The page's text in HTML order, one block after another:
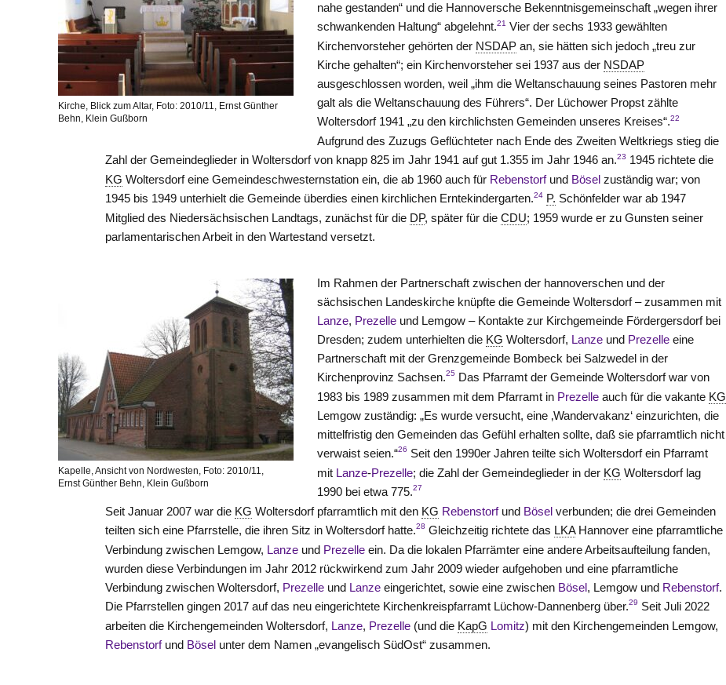
Kirche, Blick zum Altar, Foto: 2010/11, Ernst Günther
Behn, Klein Gußborn
nahe gestanden“ und die Hannoversche Bekenntnisgemeinschaft „wegen ihrer
schwankenden Haltung“ abgelehnt.21 Vier der sechs 1933 gewählten
Kirchenvorsteher gehörten der NSDAP an, sie hätten sich jedoch „treu zur
Kirche gehalten“; ein Kirchenvorsteher sei 1937 aus der NSDAP
ausgeschlossen worden, weil „ihm die Weltanschauung seines Pastoren mehr
galt als die Weltanschauung des Führers“. Der Lüchower Propst zählte
Woltersdorf 1941 „zu den kirchlichsten Gemeinden unseres Kreises“.22
Aufgrund des Zuzugs Geflüchteter nach Ende des Zweiten Weltkriegs stieg die
Zahl der Gemeindeglieder in Woltersdorf von knapp 825 im Jahr 1941 auf gut 1.355 im Jahr 1946 an.23 1945 richtete die
KG Woltersdorf eine Gemeindeschwesternstation ein, die ab 1960 auch für Rebenstorfund Bösel zuständig war; von
1945 bis 1949 unterhielt die Gemeinde überdies einen kirchlichen Erntekindergarten.24 P. Schönfelder war ab 1947
Mitglied des Niedersächsischen Landtags, zunächst für die DP, später für dieCDU; 1959 wurde er zu Gunsten seiner
parlamentarischen Arbeit in den Wartestand versetzt.
Kapelle, Ansicht von Nordwesten, Foto: 2010/11,
Ernst Günther Behn, Klein Gußborn
Im Rahmen der Partnerschaft zwischen der hannoverschen und der
sächsischen Landeskirche knüpfte die Gemeinde Woltersdorf – zusammen mit
Lanze, Prezelle und Lemgow – Kontakte zur Kirchgemeinde Fördergersdorf bei
Dresden; zudem unterhielten die KG Woltersdorf, Lanze und Prezelle eine
Partnerschaft mit der Grenzgemeinde Bombeck bei Salzwedel in der
Kirchenprovinz Sachsen.25 Das Pfarramt der Gemeinde Woltersdorf war von
1983 bis 1989 zusammen mit dem Pfarramt in Prezelle auch für die vakante KG
Lemgow zuständig: „Es wurde versucht, eine ‚Wandervakanz‘ einzurichten, die
mittelfristig den Gemeinden das Gefühl erhalten sollte, daß sie pfarramtlich nicht
verwaist seien.“26 Seit den 1990er Jahren teilte sich Woltersdorf ein Pfarramt
mit Lanze-Prezelle; die Zahl der Gemeindeglieder in der KG Woltersdorf lag
1990 bei etwa 775.27
Seit Januar 2007 war die KG Woltersdorf pfarramtlich mit den KG Rebenstorfund Bösel verbunden; die drei Gemeinden
teilten sich eine Pfarrstelle, die ihren Sitz in Woltersdorf hatte.28 Gleichzeitig richtete das LKA Hannover eine pfarramtliche
Verbindung zwischen Lemgow, Lanze und Prezelle ein. Da die lokalen Pfarrämter eine andere Arbeitsaufteilung fanden,
wurden diese Verbindungen im Jahr 2012 rückwirkend zum Jahr 2009 wieder aufgehoben und eine pfarramtliche
Verbindung zwischen Woltersdorf, Prezelle und Lanze eingerichtet, sowie eine zwischen Bösel, Lemgow und Rebenstorf.
Die Pfarrstellen gingen 2017 auf das neu eingerichtete Kirchenkreispfarramt Lüchow-Dannenberg über.29 Seit Juli 2022
arbeiten die Kirchengemeinden Woltersdorf, Lanze, Prezelle (und die KapG Lomitz) mit den Kirchengemeinden Lemgow,
Rebenstorfund Bösel unter dem Namen „evangelisch SüdOst“ zusammen.